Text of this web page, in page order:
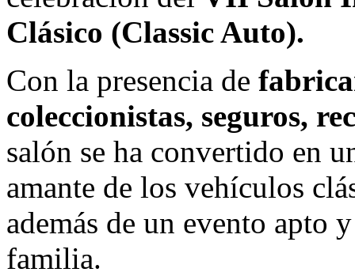
Clásico (Classic Auto).
Con la presencia de
coleccionistas, seguros,
salón se ha convertido en
amante de los vehículos
además de un evento apto
familia.